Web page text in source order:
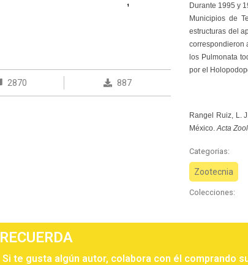
2870 887
Durante 1995 y
Municipios de
estructuras del
correspondieron
los Pulmonata
por el
Rangel Ruiz, L.
México. Acta
Categorias:
Zootecnia
Colecciones:
RECUERDA
Si te gusta algún autor, colabora con él comprando